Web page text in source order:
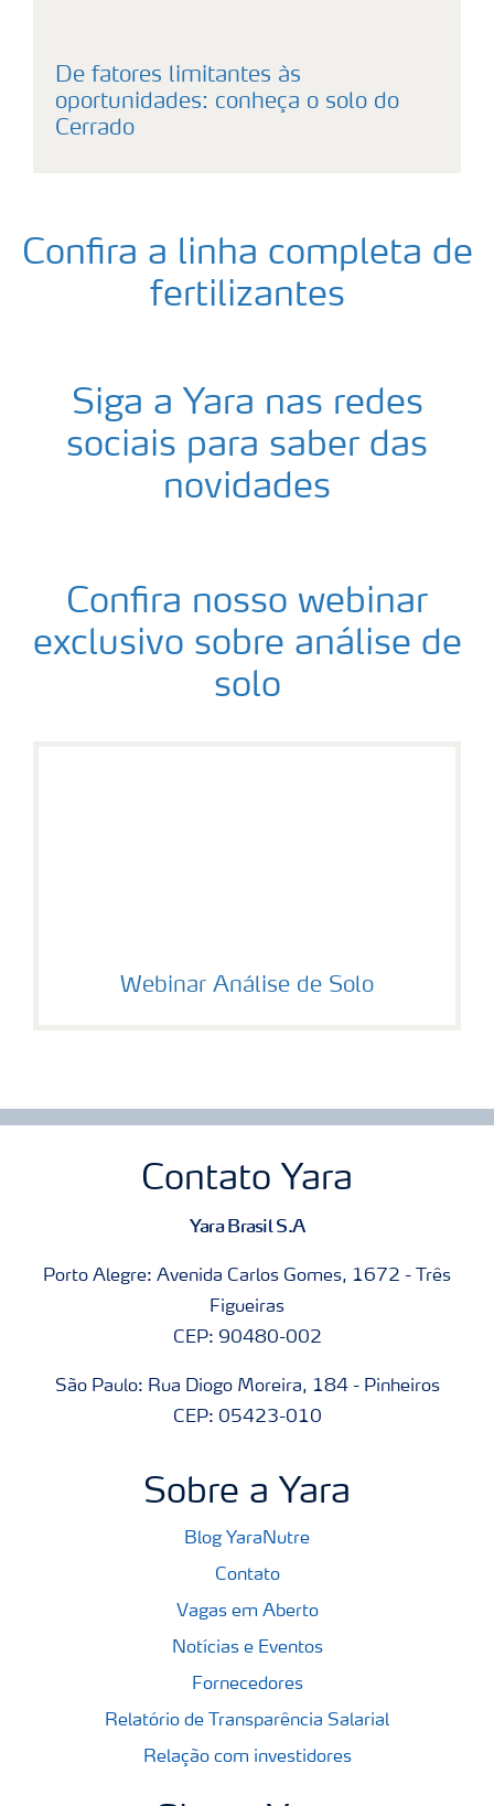
De fatores limitantes às
oportunidades: conheça o solo do
Cerrado
Confira a linha completa de
fertilizantes
Siga a Yara nas redes
sociais para saber das
novidades
Confira nosso webinar
exclusivo sobre análise de
solo
Webinar Análise de Solo
Contato Yara
Yara Brasil S.A
Porto Alegre: Avenida Carlos Gomes, 1672 - Três
Figueiras
CEP: 90480-002
São Paulo: Rua Diogo Moreira, 184 - Pinheiros
CEP: 05423-010
Sobre a Yara
Blog YaraNutre
Contato
Vagas em Aberto
Notícias e Eventos
Fornecedores
Relatório de Transparência Salarial
Relação com investidores